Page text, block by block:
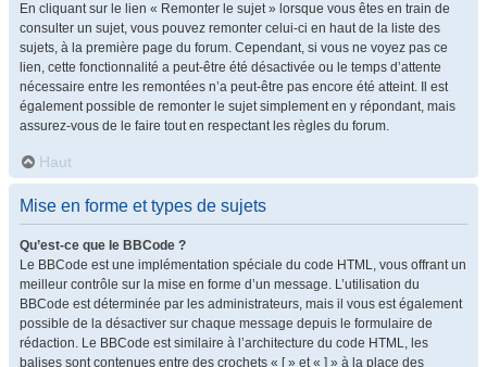
En cliquant sur le lien « Remonter le sujet » lorsque vous êtes en train de
consulter un sujet, vous pouvez remonter celui-ci en haut de la liste des
sujets, à la première page du forum. Cependant, si vous ne voyez pas ce
lien, cette fonctionnalité a peut-être été désactivée ou le temps d’attente
nécessaire entre les remontées n’a peut-être pas encore été atteint. Il est
également possible de remonter le sujet simplement en y répondant, mais
assurez-vous de le faire tout en respectant les règles du forum.
Haut
Mise en forme et types de sujets
Qu’est-ce que le BBCode ?
Le BBCode est une implémentation spéciale du code HTML, vous offrant un
meilleur contrôle sur la mise en forme d’un message. L’utilisation du
BBCode est déterminée par les administrateurs, mais il vous est également
possible de la désactiver sur chaque message depuis le formulaire de
rédaction. Le BBCode est similaire à l’architecture du code HTML, les
balises sont contenues entre des crochets « [ » et « ] » à la place des